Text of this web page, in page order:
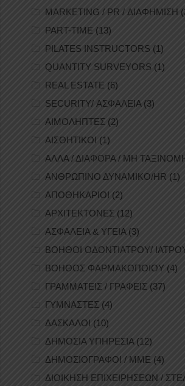
MARKETING / PR / ΔΙΑΦΗΜΙΣΗ
PART-TIME (13)
PILATES INSTRUCTORS (1)
QUANTITY SURVEYORS (1)
REAL ESTATE (6)
SECURITY/ ΑΣΦΑΛΕΙΑ(3)
ΑΙΜΟΛΗΠΤΕΣ (2)
ΑΙΣΘΗΤΙΚΟΙ (1)
ΑΛΛΑ / ΔΙΑΦΟΡΑ / ΜΗ
ΑΝΘΡΩΠΙΝΟ ΔΥΝΑΜΙΚΟ/HR (1)
ΑΠΟΘΗΚΑΡΙΟΙ (2)
ΑΡΧΙΤΕΚΤΟΝΕΣ (12)
ΑΣΦΑΛΕΙΑ & ΥΓΕΙΑ (3)
ΒΟΗΘΟΙ ΟΔΟΝΤΙΑΤΡΟΥ/
ΒΟΗΘΟΣ ΦΑΡΜΑΚΟΠΟΙΟΥ (4)
ΓΡΑΜΜΑΤΕΙΣ / ΓΡΑΦΕΙΣ (37)
ΓΥΜΝΑΣΤΕΣ (4)
ΔΑΣΚΑΛΟΙ (10)
ΔΗΜΟΣΙΑ ΥΠΗΡΕΣΙΑ(12)
ΔΗΜΟΣΙΟΓΡΑΦΟΙ / ΜΜΕ (4)
ΔΙΟΙΚΗΣΗ ΕΠΙΧΕΙΡΗΣΕΩΝ /